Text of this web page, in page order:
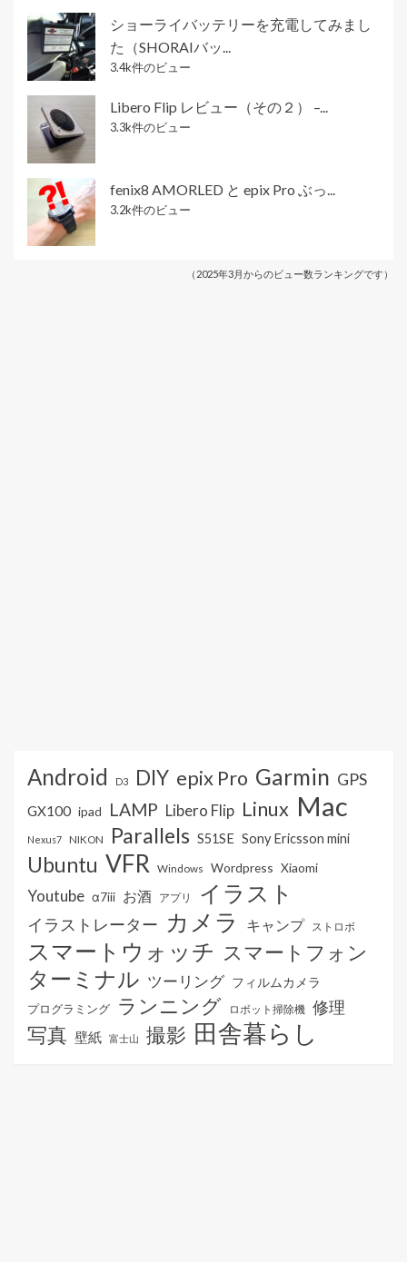
ショーライバッテリーを充電してみまし
た（SHORAIバッ...
3.4k件のビュー
Libero Flip レビュー（その２） –...
3.3k件のビュー
fenix8 AMORLED と epix Pro ぶっ...
3.2k件のビュー
（2025年3月からのビュー数ランキングです）
Android D3 DIY epix Pro Garmin GPS
GX100 ipad LAMP Libero Flip Linux Mac
Nexus7 NIKON Parallels S51SE Sony Ericsson mini
Ubuntu VFR Windows Wordpress Xiaomi
Youtube α7iii お酒 アプリ イラスト
イラストレーター カメラ キャンプ ストロボ
スマートウォッチ スマートフォン
ターミナル ツーリング フィルムカメラ
プログラミング ランニング ロボット掃除機 修理
写真 壁紙 富士山 撮影 田舎暮らし